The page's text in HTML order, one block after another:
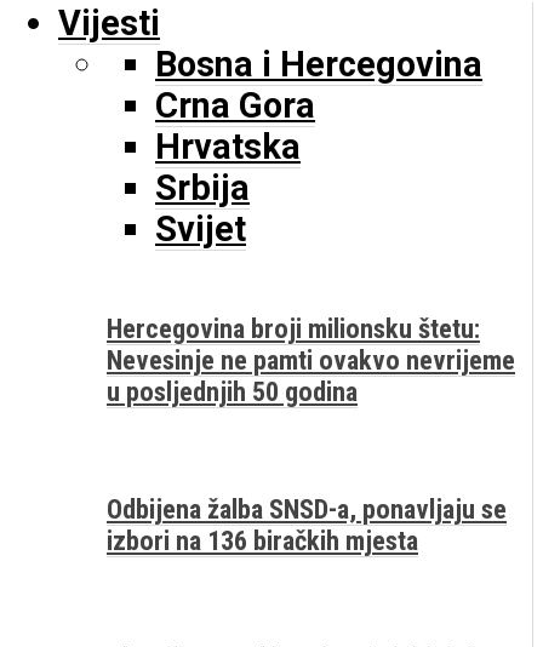
Vijesti
Bosna i Hercegovina
Crna Gora
Hrvatska
Srbija
Svijet
Hercegovina broji milionsku štetu:
Nevesinje ne pamti ovakvo nevrijeme
u posljednjih 50 godina
Odbijena žalba SNSD-a, ponavljaju se
izbori na 136 biračkih mjesta